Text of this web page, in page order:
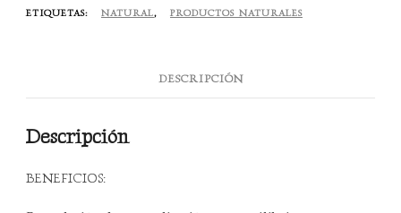
ETIQUETAS: NATURAL, PRODUCTOS NATURALES
DESCRIPCIÓN
Descripción
BENEFICIOS: